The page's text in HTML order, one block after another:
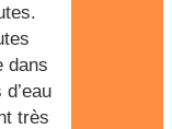
dans
très